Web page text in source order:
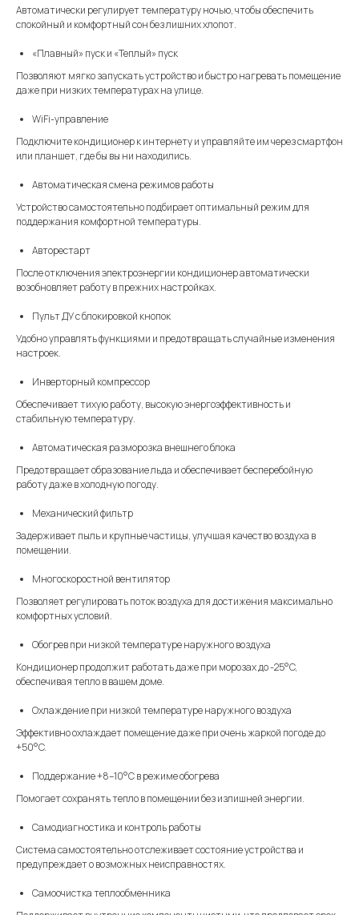
Автоматически регулирует температуру ночью, чтобы обеспечить
спокойный и комфортный сон без лишних хлопот.
«Плавный» пуск и «Теплый» пуск
Позволяют мягко запускать устройство и быстро нагревать помещение
даже при низких температурах на улице.
WiFi-управление
Подключите кондиционер к интернету и управляйте им через смартфон
или планшет, где бы вы ни находились.
Автоматическая смена режимов работы
Устройство самостоятельно подбирает оптимальный режим для
поддержания комфортной температуры.
Авторестарт
После отключения электроэнергии кондиционер автоматически
возобновляет работу в прежних настройках.
Пульт ДУ с блокировкой кнопок
Удобно управлять функциями и предотвращать случайные изменения
настроек.
Инверторный компрессор
Обеспечивает тихую работу, высокую энергоэффективность и
стабильную температуру.
Автоматическая разморозка внешнего блока
Предотвращает образование льда и обеспечивает бесперебойную
работу даже в холодную погоду.
Механический фильтр
Задерживает пыль и крупные частицы, улучшая качество воздуха в
помещении.
Многоскоростной вентилятор
Позволяет регулировать поток воздуха для достижения максимально
комфортных условий.
Обогрев при низкой температуре наружного воздуха
Кондиционер продолжит работать даже при морозах до -25°C,
обеспечивая тепло в вашем доме.
Охлаждение при низкой температуре наружного воздуха
Эффективно охлаждает помещение даже при очень жаркой погоде до
+50°C.
Поддержание +8–10°C в режиме обогрева
Помогает сохранять тепло в помещении без излишней энергии.
Самодиагностика и контроль работы
Система самостоятельно отслеживает состояние устройства и
предупреждает о возможных неисправностях.
Самоочистка теплообменника